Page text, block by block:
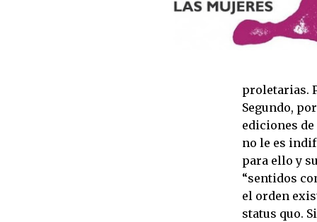
proletarias.
Segundo,
ediciones
no le es
para ello y
“sentidos
el orden
status quo.